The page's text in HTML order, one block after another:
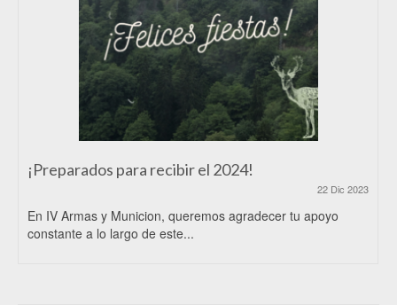
¡Preparados para recibir el 2024!
22 Dic 2023
En IV Armas y Municion, queremos agradecer tu apoyo
constante a lo largo de este...